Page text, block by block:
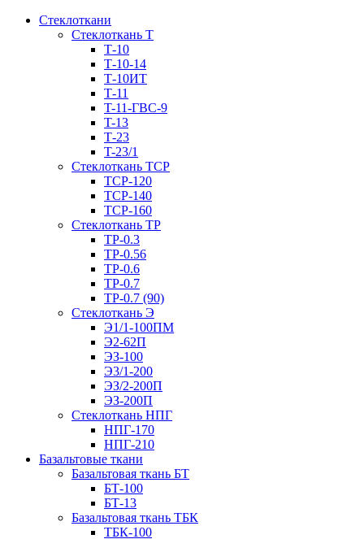
Стеклоткани
Стеклоткань Т
Т-10
Т-10-14
Т-10ИТ
Т-11
T-11-ГВС-9
T-13
Т-23
T-23/1
Стеклоткань ТСР
ТСР-120
ТСР-140
ТСР-160
Стеклоткань ТР
ТР-0.3
ТР-0.56
ТР-0.6
ТР-0.7
ТР-0.7 (90)
Стеклоткань Э
Э1/1-100ПМ
Э2-62П
ЭЗ-100
Э3/1-200
ЭЗ/2-200П
ЭЗ-200П
Стеклоткань НПГ
НПГ-170
НПГ-210
Базальтовые ткани
Базальтовая ткань БТ
БТ-100
БТ-13
Базальтовая ткань ТБК
ТБК-100